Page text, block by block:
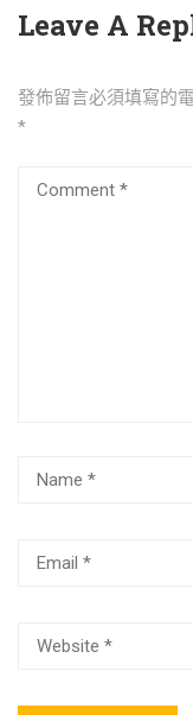
Leave A
發佈留言必須填寫的
*